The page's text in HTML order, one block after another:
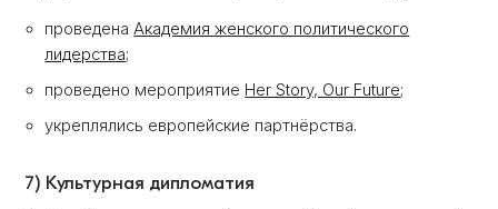
проведенаАкадемия женского политического
лидерства;
проведено мероприятие Her Story, Our Future;
укреплялись европейские партнёрства.
7) Культурная дипломатия